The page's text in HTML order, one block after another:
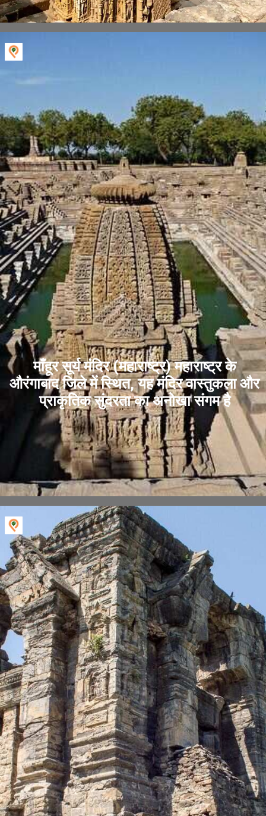
माँहूर सूर्य मंदिर (महाराष्ट्र) महाराष्ट्र के
औरंगाबाद जिले में स्थित, यह मंदिर वास्तुकला और
प्राकृतिक सुंदरता का अनोखा संगम है